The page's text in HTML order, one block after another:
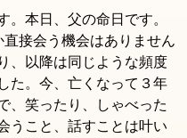
。本日、父の命日です。
接会う機会はありません
、以降は同じような頻度
た。今、亡くなって３年
、笑ったり、しゃべった
うこと、話すことは叶い